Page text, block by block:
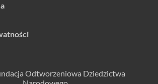
Odtworzeniowa Dziedzictwa